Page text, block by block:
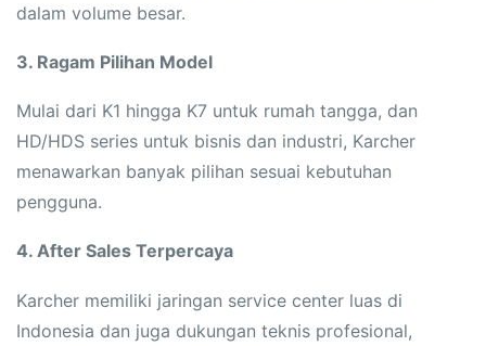
dalam volume besar.
3. Ragam Pilihan Model
Mulai dari K1 hingga K7 untuk rumah tangga, dan
HD/HDS series untuk bisnis dan industri, Karcher
menawarkan banyak pilihan sesuai kebutuhan
pengguna.
4. After Sales Terpercaya
Karcher memiliki jaringan service center luas di
Indonesia dan juga dukungan teknis profesional,